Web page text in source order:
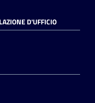
D'UFFICIO